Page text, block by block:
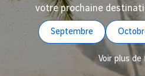
votre prochaine
Septembre
Voir plus de